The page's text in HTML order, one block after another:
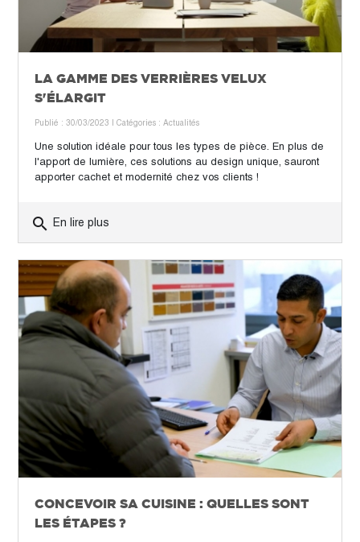
LA GAMME DES VERRIÈRES VELUX
S'ÉLARGIT
Publié : 30/03/2023 | Catégories : Actualités
Une solution idéale pour tous les types de pièce. En plus de
l'apport de lumière, ces solutions au design unique, sauront
apporter cachet et modernité chez vos clients !
search En lire plus
CONCEVOIR SA CUISINE : QUELLES SONT
LES ÉTAPES ?